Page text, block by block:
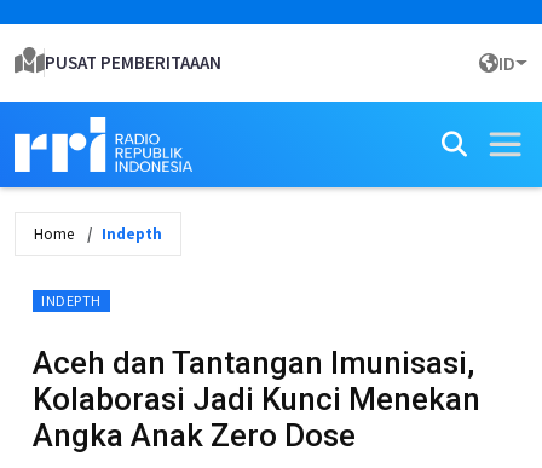
PUSAT PEMBERITAAAN ID
Home Indepth
INDEPTH
Aceh dan Tantangan Imunisasi,
Kolaborasi Jadi Kunci Menekan
Angka Anak Zero Dose